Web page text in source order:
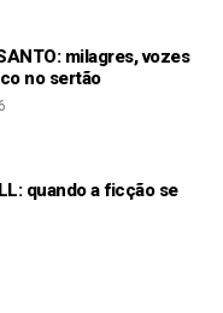
milagres, vozes
no sertão
quando a ficção se